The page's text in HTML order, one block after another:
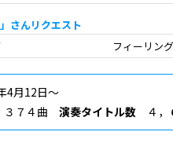
さんリクエスト
フィーリン
4月12日〜
３７４曲 演奏タイトル数 ４，